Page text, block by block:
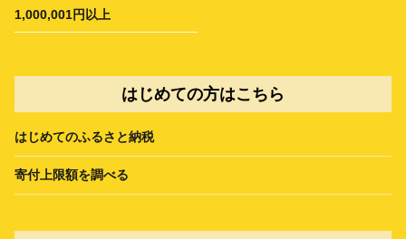
1,000,001円以上
はじめての方はこちら
はじめてのふるさと納税
寄付上限額を調べる